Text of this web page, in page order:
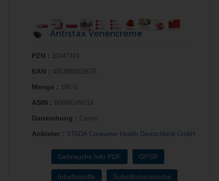
Antistax Venencreme
PZN : 10347319
EAN : 4053888815675
Menge : 100 G
ASIN : B00MGINV14
Darreichung : Creme
Anbieter : STADA Consumer Health Deutschland GmbH
Gebrauchs.Info PDF GPSR
Inhaltsstoffe Substitutionssuche